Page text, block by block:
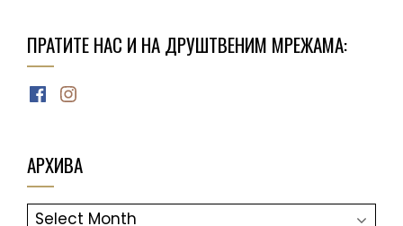
ПРАТИТЕ НАС И НА ДРУШТВЕНИМ МРЕЖАМА:
Facebook
Instagram
АРХИВА
АРХИВА